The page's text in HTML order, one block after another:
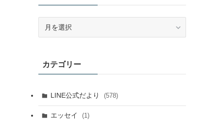
ブカテゴリー
LINE公式だより (578)
エッセイ (1)